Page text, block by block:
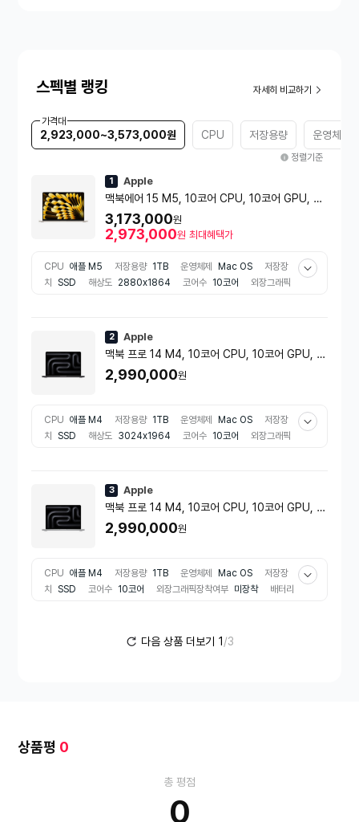
스펙별 랭킹 자세히 비교하기
가격대
2,923,000~3,573,000원 CPU 저장용량 운영체제
정렬기준
1 Apple
맥북에어 15 M5, 10코어 CPU, 10코어 GPU, 24
GB RAM, 1TB SSD - 스타라이트 [MDVF4KH/
A]
3,173,000원
2,973,000원 최대혜택가
CPU 애플 M5 저장용량 1TB 운영체제 Mac OS
저장장
치
SSD 해상도 2880x1864 코어수 10코어
외장그래픽
2 Apple
맥북 프로 14 M4, 10코어 CPU, 10코어 GPU, 2
4GB RAM, 1TB SSD - 스페이스 블랙 [MCX04
KH/A]
2,990,000원
CPU 애플 M4 저장용량 1TB 운영체제 Mac OS
저장장
치
SSD 해상도 3024x1964 코어수 10코어
외장그래픽
3 Apple
맥북 프로 14 M4, 10코어 CPU, 10코어 GPU, 2
4GB RAM, 1TB SSD - 실버 [MCX14KH/A]
2,990,000원
CPU 애플 M4 저장용량 1TB 운영체제 Mac OS
저장장
치
SSD 코어수 10코어 외장그래픽장착여부 미장착
배터리
다음 상품 더보기 1 /3
상품평 0
총 평점
0